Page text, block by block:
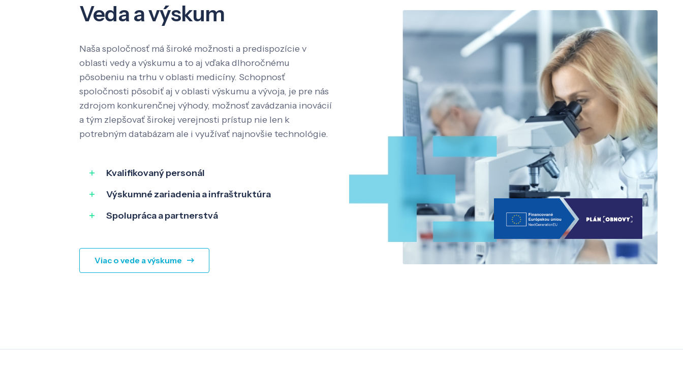
Veda a výskum
Naša spoločnosť má široké možnosti a predispozície v
oblasti vedy a výskumu a to aj vďaka dlhoročnému
pôsobeniu na trhu v oblasti medicíny. Schopnosť
spoločnosti pôsobiť aj v oblasti výskumu a vývoja, je pre nás
zdrojom konkurenčnej výhody, možnosť zavádzania inovácií
a tým zlepšovať širokej verejnosti prístup nie len k
potrebným databázam ale i využívať najnovšie technológie.
Kvalifikovaný personál
Výskumné zariadenia a infraštruktúra
Spolupráca a partnerstvá
Viac o vede a výskume